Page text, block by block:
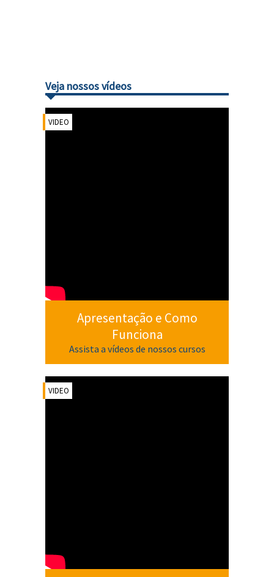
Veja nossos vídeos
VIDEO
Apresentação e Como
Funciona
Assista a vídeos de nossos cursos
VIDEO